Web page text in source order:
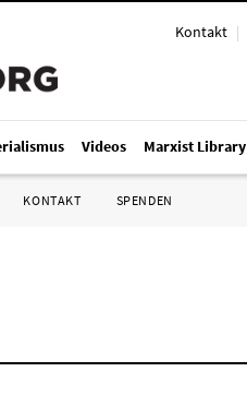
Kontakt |
Videos Marxist Library
KONTAKT SPENDEN